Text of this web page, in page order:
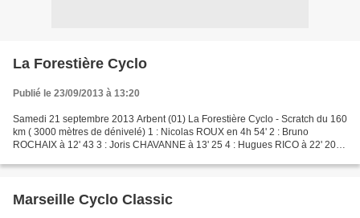
La Forestière Cyclo
Publié le 23/09/2013 à 13:20
Samedi 21 septembre 2013 Arbent (01) La Forestière Cyclo - Scratch du 160
km ( 3000 mètres de dénivelé) 1 : Nicolas ROUX en 4h 54' 2 : Bruno
ROCHAIX à 12' 43 3 : Joris CHAVANNE à 13' 25 4 : Hugues RICO à 22' 20 5
Marseille Cyclo Classic